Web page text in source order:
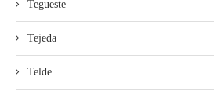
Tegueste
Tejeda
Telde